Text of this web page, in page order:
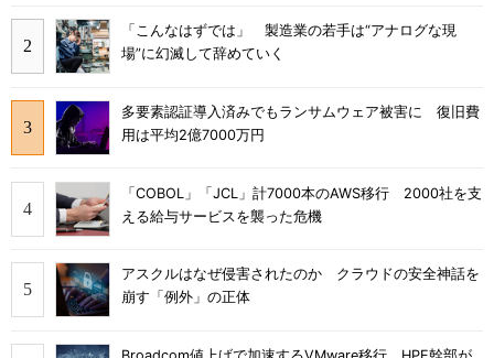
「こんなはずでは」 製造業の若手は“アナログな現
場”に幻滅して辞めていく
多要素認証導入済みでもランサムウェア被害に 復旧費
用は平均2億7000万円
「COBOL」「JCL」計7000本のAWS移行 2000社を支
える給与サービスを襲った危機
アスクルはなぜ侵害されたのか クラウドの安全神話を
崩す「例外」の正体